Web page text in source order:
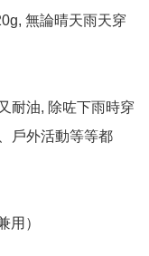
無論晴天雨天穿
耐油, 除咗下雨時穿
戶外活動等等都
用）